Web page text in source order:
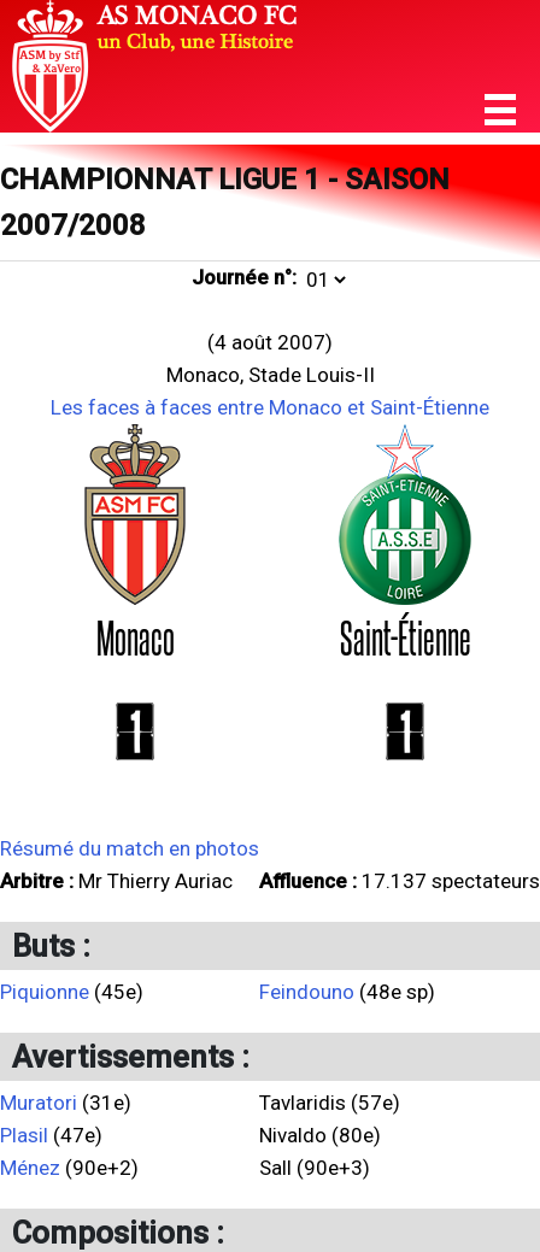
CHAMPIONNAT LIGUE 1 - SAISON
2007/2008
Journée n°:
(4 août 2007)
Monaco, Stade Louis-II
Les faces à faces entre Monaco et Saint-Étienne
Monaco Saint-Étienne
1 1
Résumé du match en photos
Arbitre : Mr Thierry Auriac Affluence : 17.137 spectateurs
Buts :
Piquionne (45e) Feindouno (48e sp)
Avertissements :
Muratori (31e)
Plasil (47e)
Ménez (90e+2)
Tavlaridis (57e)
Nivaldo (80e)
Sall (90e+3)
Compositions :